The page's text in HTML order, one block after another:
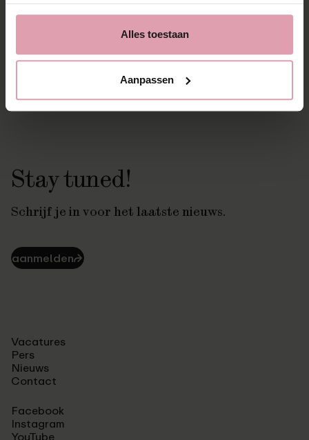
Alles toestaan
Aanpassen
artistieke excellentie met gastvrijheid en een
voor iedereen, ongeacht leeftijd, cultuur, achtergrond of
professionele talentontwikkeling stimuleren we jonge
Stay tuned!
Schrijf je in voor het laatste nieuws.
aanmelden⮫
Vacatures
Pers
Nieuws
Contact
Facebook
Instagram
YouTube